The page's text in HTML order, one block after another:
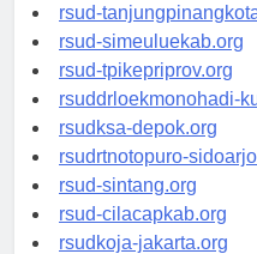
rsud-
rsud-simeuluekab.org
rsud-tpikepriprov.org
rsuddrloekmonohadi-
rsudksa-depok.org
rsudrtnotopuro-
rsud-sintang.org
rsud-cilacapkab.org
rsudkoja-jakarta.org